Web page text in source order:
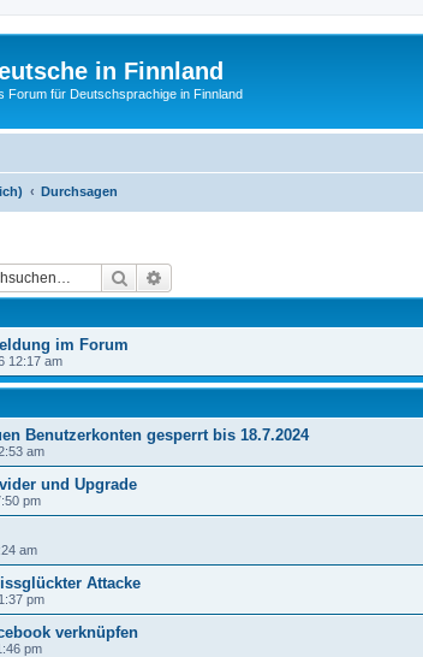
in Finnland
Forum für Deutschsprachige in Finnland
Durchsagen
Suche
im Forum
12:17 am
Benutzerkonten gesperrt bis 18.7.2024
am
und Upgrade
pm
am
Attacke
pm
verknüpfen
pm